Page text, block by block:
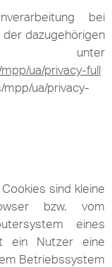
bei
der dazugehörigen
unter
ua/privacy-full
mpp/ua/privacy-
sind kleine
bzw. vom
eines
ein Nutzer eine
Betriebssystem